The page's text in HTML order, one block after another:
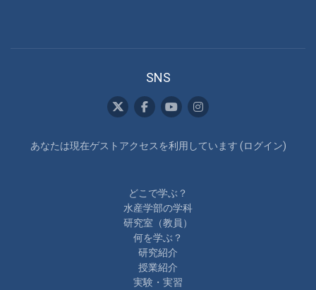
SNS
あなたは現在ゲストアクセスを利用しています (ログイン)
どこで学ぶ？
水産学部の学科
研究室（教員）
何を学ぶ？
研究紹介
授業紹介
実験・実習